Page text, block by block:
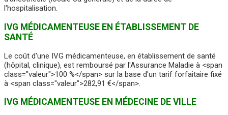
l'hospitalisation.
IVG MÉDICAMENTEUSE EN ÉTABLISSEMENT DE
SANTÉ
Le coût d'une IVG médicamenteuse, en établissement de santé
(hôpital, clinique), est remboursé par l'Assurance Maladie à <span
class="valeur">100 %</span> sur la base d'un tarif forfaitaire fixé
à <span class="valeur">282,91 €</span>.
IVG MÉDICAMENTEUSE EN MÉDECINE DE VILLE